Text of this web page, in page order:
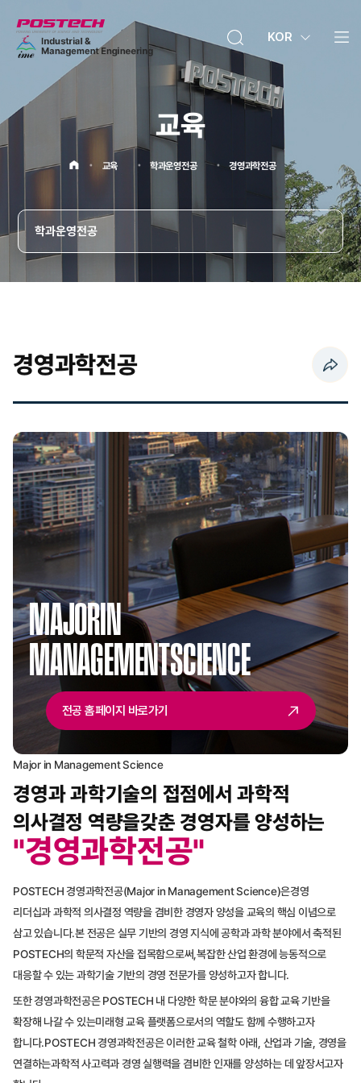
KOR
교육
교육 학과운영전공 경영과학전공
학과운영전공
경영과학전공
MAJORIN
MANAGEMENTSCIENCE
전공 홈페이지 바로가기
Major in Management Science
경영과 과학기술의 접점에서 과학적
의사결정 역량을갖춘 경영자를 양성하는
"경영과학전공"
POSTECH 경영과학전공(Major in Management Science)은경영
리더십과 과학적 의사결정 역량을 겸비한 경영자 양성을 교육의 핵심 이념으로
삼고 있습니다.본 전공은 실무 기반의 경영 지식에 공학과 과학 분야에서 축적된
POSTECH의 학문적 자산을 접목함으로써, 복잡한 산업 환경에 능동적으로
대응할 수 있는 과학기술 기반의 경영 전문가를 양성하고자 합니다.
또한 경영과학전공은 POSTECH 내 다양한 학문 분야와의 융합 교육 기반을
확장해 나갈 수 있는미래형 교육 플랫폼으로서의 역할도 함께 수행하고자
합니다.POSTECH 경영과학전공은 이러한 교육 철학 아래, 산업과 기술, 경영을
연결하는과학적 사고력과 경영 실행력을 겸비한 인재를 양성하는 데 앞장서고자